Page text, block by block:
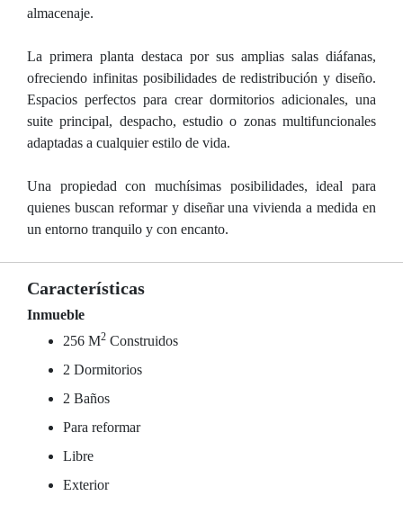
almacenaje.
La primera planta destaca por sus amplias salas diáfanas,
ofreciendo infinitas posibilidades de redistribución y diseño.
Espacios perfectos para crear dormitorios adicionales, una
suite principal, despacho, estudio o zonas multifuncionales
adaptadas a cualquier estilo de vida.
Una propiedad con muchísimas posibilidades, ideal para
quienes buscan reformar y diseñar una vivienda a medida en
un entorno tranquilo y con encanto.
Características
Inmueble
256 M2 Construidos
2 Dormitorios
2 Baños
Para reformar
Libre
Exterior